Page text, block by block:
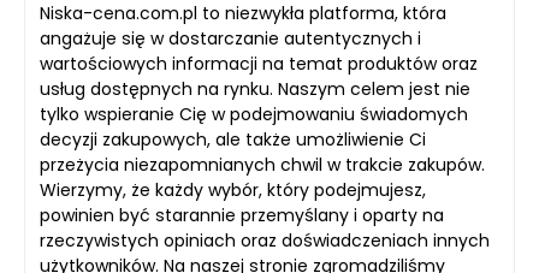
Niska-cena.com.pl to niezwykła platforma, która
angażuje się w dostarczanie autentycznych i
wartościowych informacji na temat produktów oraz
usług dostępnych na rynku. Naszym celem jest nie
tylko wspieranie Cię w podejmowaniu świadomych
decyzji zakupowych, ale także umożliwienie Ci
przeżycia niezapomnianych chwil w trakcie zakupów.
Wierzymy, że każdy wybór, który podejmujesz,
powinien być starannie przemyślany i oparty na
rzeczywistych opiniach oraz doświadczeniach innych
użytkowników. Na naszej stronie zgromadziliśmy